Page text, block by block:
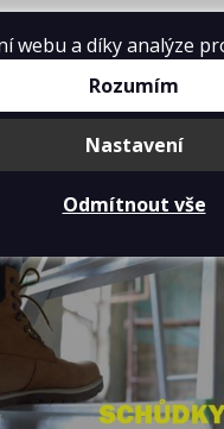
webu a díky analýze
Rozumím
Nastavení
Odmítnout vše